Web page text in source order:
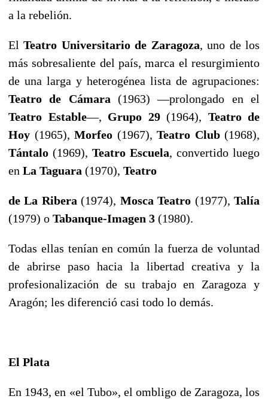
a la rebelión.
ElTeatro Universitario de Zaragoza, uno de los
más sobresaliente del país, marca el resurgimiento
de una larga y heterogénea lista de agrupaciones:
Teatro de Cámara(1963) —prolongado en el
Teatro Estable—, Grupo 29 (1964), Teatro de
Hoy (1965), Morfeo (1967), Teatro Club (1968),
Tántalo (1969), Teatro Escuela, convertido luego
en La Taguara (1970), Teatro
de La Ribera(1974), Mosca Teatro (1977),Talía
(1979) o Tabanque-Imagen 3 (1980).
Todas ellas tenían en común la fuerza de voluntad
de abrirse paso hacia la libertad creativa y la
profesionalización de su trabajo en Zaragoza y
Aragón; les diferenció casi todo lo demás.
El Plata
En 1943, en «el Tubo», el ombligo de Zaragoza, los